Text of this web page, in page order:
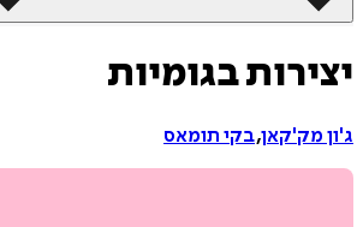
יצירות בגומיות
ג'ון מק'קאן,בקי תומאס